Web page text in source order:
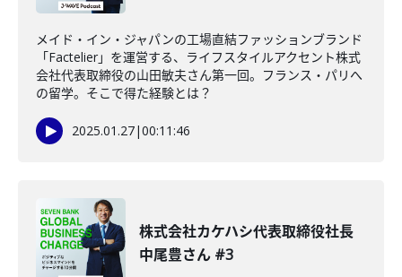
メイド・イン・ジャパンの工場直結ファッションブランド
「Factelier」を運営する、ライフスタイルアクセント株式
会社代表取締役の山田敏夫さん第一回。フランス・パリへ
の留学。そこで得た経験とは？
2025.01.27|00:11:46
株式会社カケハシ代表取締役社長
中尾豊さん #3